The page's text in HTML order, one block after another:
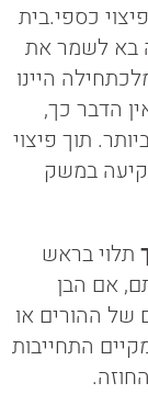
כספי.בית
הירושה בא לשמר את
היינו
הדבר כך,
תוך פיצוי
במשק
תלוי בראש
אם הבן
של ההורים או
התחייבות